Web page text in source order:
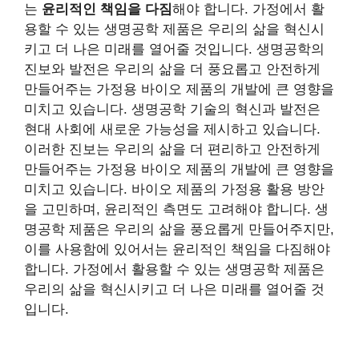
는 윤리적인 책임을 다짐해야 합니다. 가정에서 활
용할 수 있는 생명공학 제품은 우리의 삶을 혁신시
키고 더 나은 미래를 열어줄 것입니다. 생명공학의
진보와 발전은 우리의 삶을 더 풍요롭고 안전하게
만들어주는 가정용 바이오 제품의 개발에 큰 영향을
미치고 있습니다. 생명공학 기술의 혁신과 발전은
현대 사회에 새로운 가능성을 제시하고 있습니다.
이러한 진보는 우리의 삶을 더 편리하고 안전하게
만들어주는 가정용 바이오 제품의 개발에 큰 영향을
미치고 있습니다. 바이오 제품의 가정용 활용 방안
을 고민하며, 윤리적인 측면도 고려해야 합니다. 생
명공학 제품은 우리의 삶을 풍요롭게 만들어주지만,
이를 사용함에 있어서는 윤리적인 책임을 다짐해야
합니다. 가정에서 활용할 수 있는 생명공학 제품은
우리의 삶을 혁신시키고 더 나은 미래를 열어줄 것
입니다.